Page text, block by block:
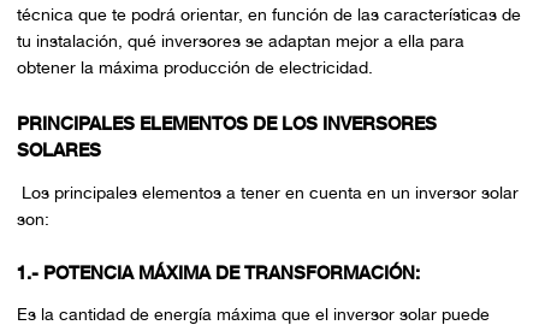
técnica que te podrá orientar, en función de las características de
tu instalación, qué inversores se adaptan mejor a ella para
obtener la máxima producción de electricidad.
PRINCIPALES ELEMENTOS DE LOS INVERSORES
SOLARES
Los principales elementos a tener en cuenta en un inversor solar
son:
1.- POTENCIA MÁXIMA DE TRANSFORMACIÓN:
Es la cantidad de energía máxima que el inversor solar puede